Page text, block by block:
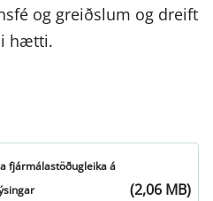
og greiðslum og dreift
hætti.
fjármálastöðugleika á
(2,06 MB)